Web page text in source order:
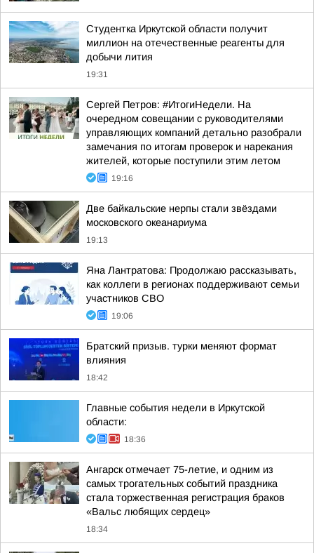
Студентка Иркутской области получит
миллион на отечественные реагенты для
добычи лития
19:31
Сергей Петров: #ИтогиНедели. На
очередном совещании с руководителями
управляющих компаний детально разобрали
замечания по итогам проверок и нарекания
жителей, которые поступили этим летом
19:16
Две байкальские нерпы стали звёздами
московского океанариума
19:13
Яна Лантратова: Продолжаю рассказывать,
как коллеги в регионах поддерживают семьи
участников СВО
19:06
Братский призыв. турки меняют формат
влияния
18:42
Главные события недели в Иркутской
области:
18:36
Ангарск отмечает 75-летие, и одним из
самых трогательных событий праздника
стала торжественная регистрация браков
«Вальс любящих сердец»
18:34